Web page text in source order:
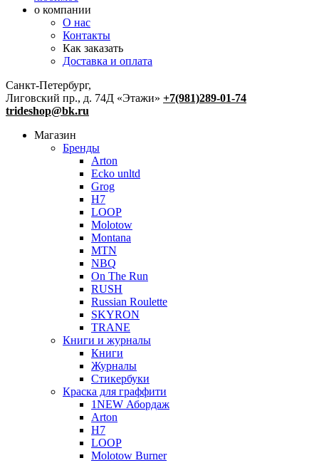
о компании
О нас
Контакты
Как заказать
Доставка и оплата
Санкт-Петербург,
Лиговский пр., д. 74Д «Этажи» +7(981)289-01-74
trideshop@bk.ru
Магазин
Бренды
Arton
Ecko unltd
Grog
H7
LOOP
Molotow
Montana
MTN
NBQ
On The Run
RUSH
Russian Roulette
SKYRON
TRANE
Книги и журналы
Книги
Журналы
Стикербуки
Краска для граффити
1NEW Абордаж
Arton
H7
LOOP
Molotow Burner